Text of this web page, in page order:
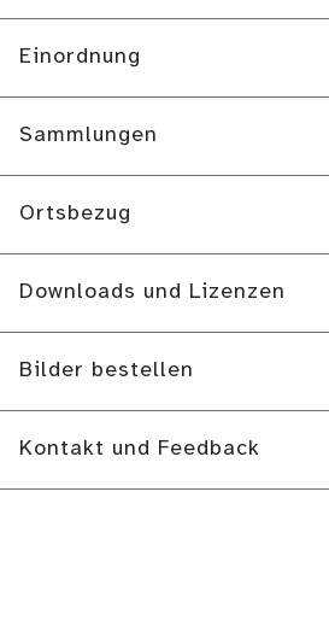
Einordnung
Sammlungen
Ortsbezug
Downloads und Lizenzen
Bilder bestellen
Kontakt und Feedback